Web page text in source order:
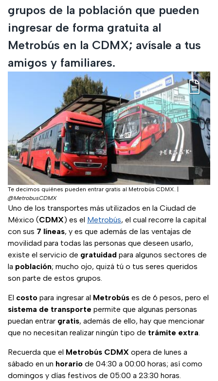
grupos de la población que pueden
ingresar de forma gratuita al
Metrobús en la CDMX; avísale a tus
amigos y familiares.
Te decimos quiénes pueden entrar gratis al Metrobús CDMX.
@MetrobusCDMX
Uno de los transportes más utilizados en la Ciudad de
México (CDMX) es el Metrobús, el cual recorre la capital
con sus 7 líneas, y es que además de las ventajas de
movilidad para todas las personas que deseen usarlo,
existe el servicio de gratuidad para algunos sectores de
la población; mucho ojo, quizá tú o tus seres queridos
son parte de estos grupos.
El costo para ingresar al Metrobús es de 6 pesos, pero el
sistema de transporte permite que algunas personas
puedan entrar gratis, además de ello, hay que mencionar
que no necesitan realizar ningún tipo de trámite extra.
Recuerda que el Metrobús CDMX opera de lunes a
sábado en un horario de 04:30 a 00:00 horas; así como
domingos y días festivos de 05:00 a 23:30 horas.